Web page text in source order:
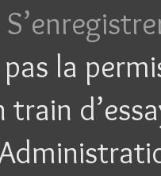
pas la
train